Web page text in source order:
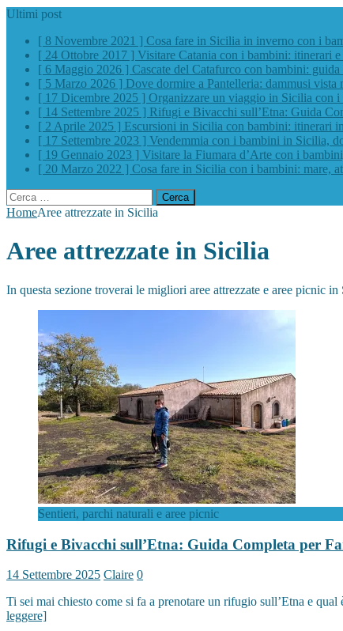
Ultimi post
[ 8 Novembre 2021 ] Cosa fare in Sicilia in inverno con i
[ 24 Ottobre 2017 ] Visitare Catania con i bambini: itinerari
[ 6 Maggio 2026 ] Cascate del Catafurco con bambini:
[ 5 Marzo 2026 ] Dove dormire a Pantelleria: dammusi vista
[ 17 Dicembre 2025 ] Organizzare un viaggio in Sicilia con i
[ 14 Settembre 2025 ] Rifugi e Bivacchi sull’Etna: Guida
[ 2 Aprile 2025 ] Escursioni in Sicilia con bambini: itinerari
[ 17 Settembre 2023 ] Vendemmia con i bambini in Sicilia,
[ 19 Gennaio 2023 ] Visitare la Fiumara d’Arte con i
[ 20 Marzo 2022 ] Cosa fare in Sicilia con i bambini: mare,
Ricerca
per:
HomeAree attrezzate in Sicilia
Aree attrezzate in Sicilia
In questa sezione troverai le migliori aree attrezzate e aree picnic
Sentieri, parchi naturali e aree picnic
Rifugi e Bivacchi sull’Etna: Guida Completa per
14 Settembre 2025 Claire 0
Ti sei mai chiesto come si fa a prenotare un rifugio sull’Etna e
leggere]